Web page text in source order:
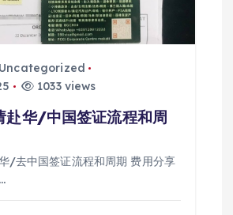
Uncategorized
1033 views
赴华/中国签证流程和周
/去中国签证流程和周期 费用分享